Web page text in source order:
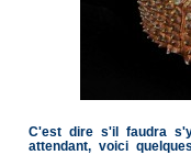
C'est dire s'il faudra
attendant, voici